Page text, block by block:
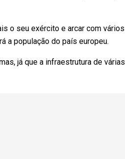
o seu exército e arcar com vários
a população do país europeu.
já que a infraestrutura de várias